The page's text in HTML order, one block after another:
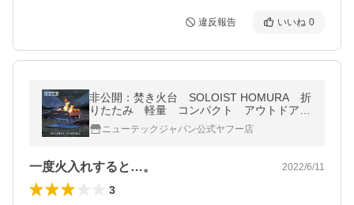
違反報告 いいね 0
非公開：焚き火台 SOLOIST HOMURA 折
りたたみ 軽量 コンパクト アウトドア
キャンプ バーベキュー ステンレス
ニューテックジャパン公式ヤフー店
一度火入れすると…。 2022/6/11
3